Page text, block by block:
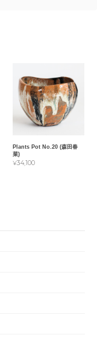
Plants Pot No.20 (森田春
菜)
¥34,100